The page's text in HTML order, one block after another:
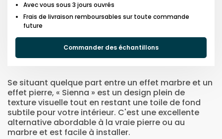
Avec vous sous 3 jours ouvrés
Frais de livraison remboursables sur toute commande
future
Commander des échantillons
Se situant quelque part entre un effet marbre et un
effet pierre, « Sienna » est un design plein de
texture visuelle tout en restant une toile de fond
subtile pour votre intérieur. C'est une excellente
alternative abordable à la vraie pierre ou au
marbre et est facile à installer.